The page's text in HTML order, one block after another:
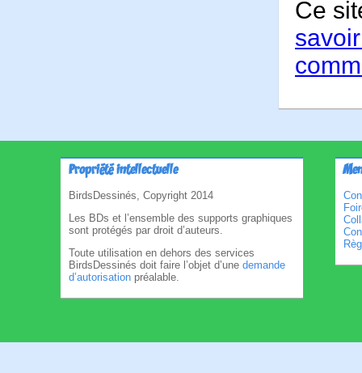
Ce
Propriété intellectuelle
BirdsDessinés, Copyright 2014
Les BDs et l’ensemble des supports graphiques
sont protégés par droit d’auteurs.
Toute utilisation en dehors des services
BirdsDessinés doit faire l’objet d’une demande
d’autorisation préalable.